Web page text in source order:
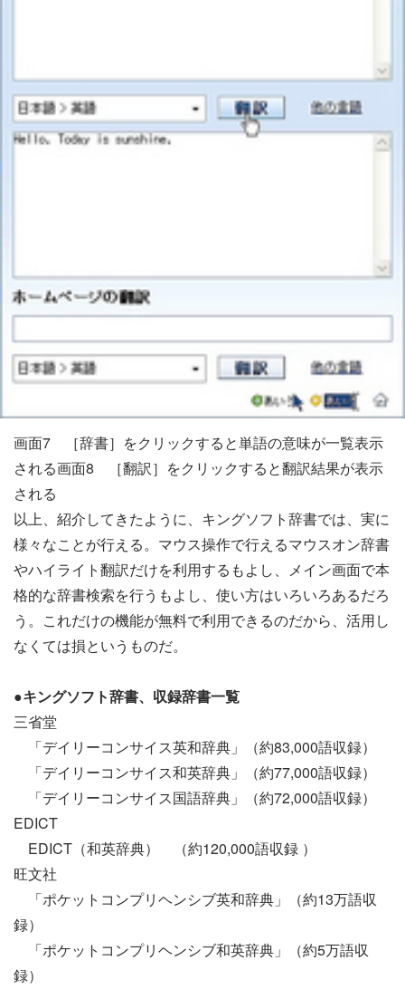
画面7 ［辞書］をクリックすると単語の意味が一覧表示
される画面8 ［翻訳］をクリックすると翻訳結果が表示
される
以上、紹介してきたように、キングソフト辞書では、実に
様々なことが行える。マウス操作で行えるマウスオン辞書
やハイライト翻訳だけを利用するもよし、メイン画面で本
格的な辞書検索を行うもよし、使い方はいろいろあるだろ
う。これだけの機能が無料で利用できるのだから、活用し
なくては損というものだ。
●キングソフト辞書、収録辞書一覧
三省堂
「デイリーコンサイス英和辞典」（約83,000語収録）
「デイリーコンサイス和英辞典」（約77,000語収録）
「デイリーコンサイス国語辞典」（約72,000語収録）
EDICT
EDICT（和英辞典） （約120,000語収録 ）
旺文社
「ポケットコンプリヘンシブ英和辞典」（約13万語収
録）
「ポケットコンプリヘンシブ和英辞典」（約5万語収
録）